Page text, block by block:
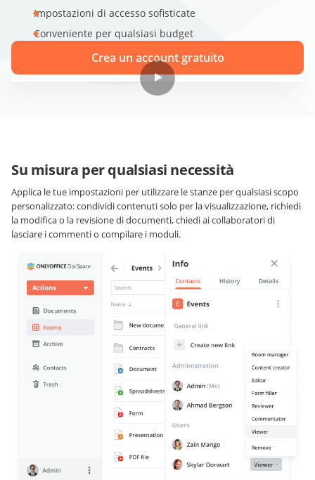
Impostazioni di accesso sofisticate
Conveniente per qualsiasi budget
Crea un account gratuito
Su misura per qualsiasi necessità
Applica le tue impostazioni per utilizzare le stanze per qualsiasi scopo
personalizzato: condividi contenuti solo per la visualizzazione, richiedi
la modifica o la revisione di documenti, chiedi ai collaboratori di
lasciare i commenti o compilare i moduli.